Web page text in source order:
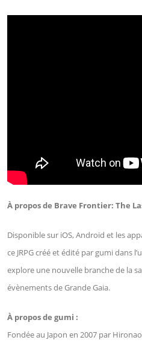
À propos de Brave Frontier: The
Disponible sur iOS, Android et les
ce JRPG créé et édité par gumi dans
explore une nouvelle branche de la
évènements de Grande Gaia.
À propos de gumi :
Fondée au Japon en 2007 par